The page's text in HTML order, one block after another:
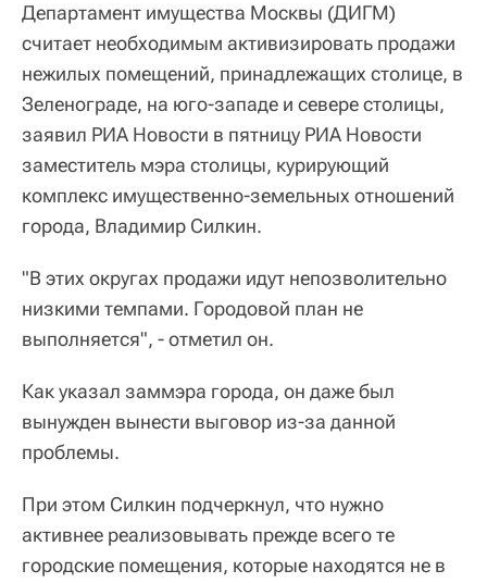
Департамент имущества Москвы (ДИГМ)
считает необходимым активизировать продажи
нежилых помещений, принадлежащих столице, в
Зеленограде, на юго-западе и севере столицы,
заявил РИА Новости в пятницу РИА Новости
заместитель мэра столицы, курирующий
комплекс имущественно-земельных отношений
города, Владимир Силкин.
"В этих округах продажи идут непозволительно
низкими темпами. Городовой план не
выполняется", - отметил он.
Как указал заммэра города, он даже был
вынужден вынести выговор из-за данной
проблемы.
При этом Силкин подчеркнул, что нужно
активнее реализовывать прежде всего те
городские помещения, которые находятся не в